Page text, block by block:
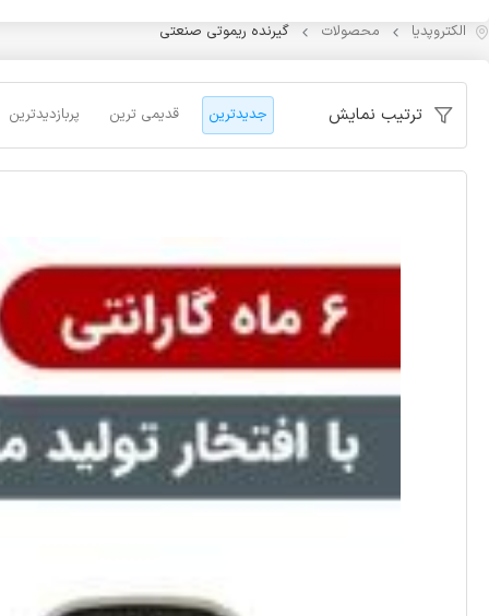
الکتروپدیا محصولات گیرنده ریموتی صنعتی
ترتیب نمایش جدیدترین قدیمی ترین پربازدیدترین